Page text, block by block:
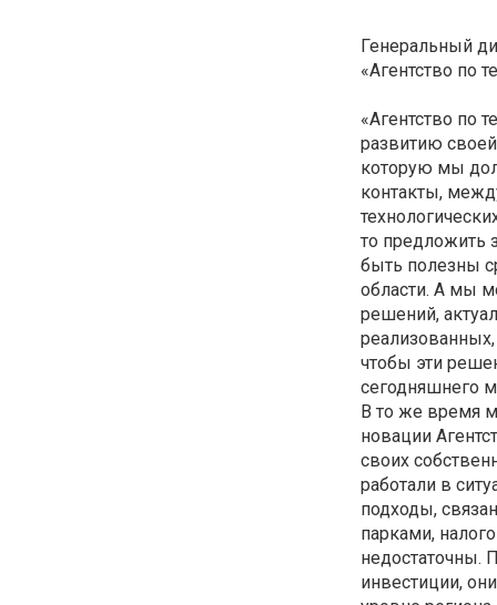
Генеральный
«Агентство по
«Агентство по
развитию
которую мы
контакты,
то предложить
быть полезны
области. А мы
решений,
чтобы эти
сегодняшнего
В то же время
новации
своих
работали в
подходы,
парками,
недостаточны.
инвестиции,